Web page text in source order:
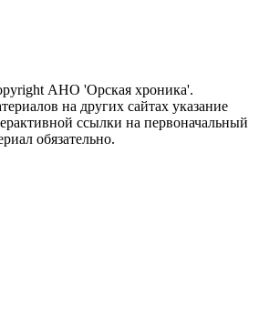
АНО 'Орская хроника'.
на других сайтах указание
ссылки на первоначальный
обязательно.